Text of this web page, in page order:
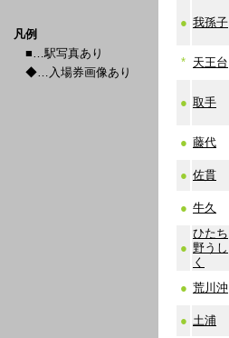
凡例
■…駅写真あり
◆…入場券画像あり
● 我孫子
* 天王台
● 取手
● 藤代
● 佐貫
● 牛久
●
ひたち
野うし
く
● 荒川沖
● 土浦